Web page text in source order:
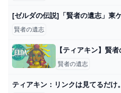
賢者の遺志
賢者の遺志